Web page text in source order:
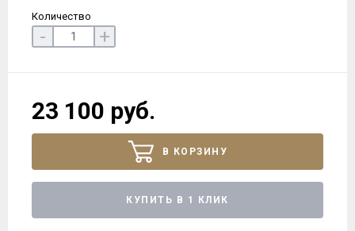
Количество
- +
23 100 руб.
В КОРЗИНУ
КУПИТЬ В 1 КЛИК